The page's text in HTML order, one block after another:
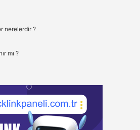
nerelerdir ?
mı ?